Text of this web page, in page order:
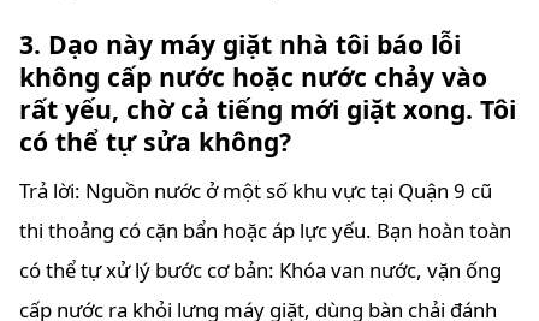
3. Dạo này máy giặt nhà tôi báo lỗi
không cấp nước hoặc nước chảy vào
rất yếu, chờ cả tiếng mới giặt xong. Tôi
có thể tự sửa không?
Trả lời: Nguồn nước ở một số khu vực tại Quận 9 cũ
thi thoảng có cặn bẩn hoặc áp lực yếu. Bạn hoàn toàn
có thể tự xử lý bước cơ bản: Khóa van nước, vặn ống
cấp nước ra khỏi lưng máy giặt, dùng bàn chải đánh